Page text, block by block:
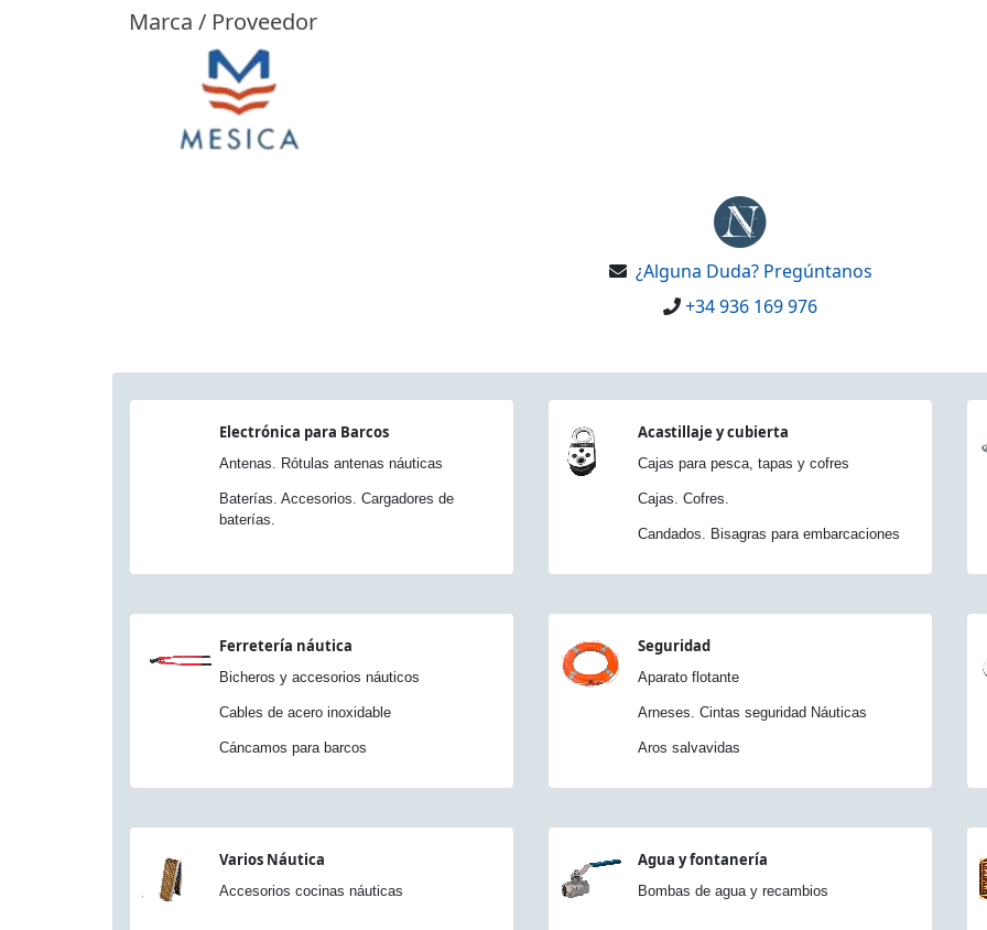
Marca / Proveedor
¿Alguna Duda? Pregúntanos
+34 936 169 976
Electrónica para Barcos
Antenas. Rótulas antenas náuticas
Baterías. Accesorios. Cargadores de
baterías.
Acastillaje y cubierta
Cajas para pesca, tapas y cofres
Cajas. Cofres.
Candados. Bisagras para embarcaciones
Ferretería náutica
Bicheros y accesorios náuticos
Cables de acero inoxidable
Cáncamos para barcos
Seguridad
Aparato flotante
Arneses. Cintas seguridad Náuticas
Aros salvavidas
Varios Náutica
Accesorios cocinas náuticas
Agua y fontanería
Bombas de agua y recambios